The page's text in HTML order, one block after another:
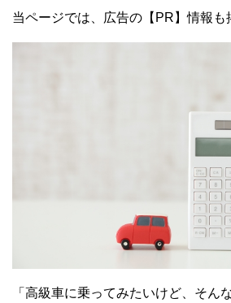
当ページでは、広告の【PR】情報も
「高級車に乗ってみたいけど、そん